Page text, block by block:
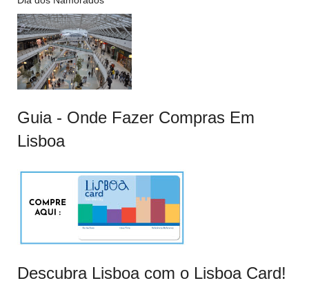
Guia - Onde Fazer Compras Em
Lisboa
Descubra Lisboa com o Lisboa Card!